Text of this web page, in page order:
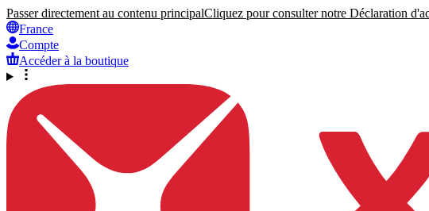
Passer directement au contenu principalCliquez pour consulter notre Déclaration
France
Compte
Accéder à la boutique